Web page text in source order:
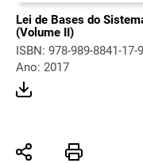
Lei de Bases do
(Volume II)
ISBN: 978-989-8841-
Ano: 2017